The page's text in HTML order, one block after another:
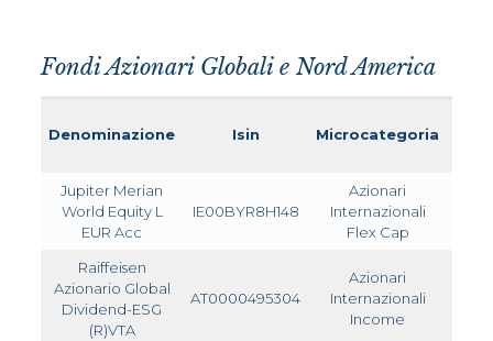
Fondi Azionari Globali e Nord America
Denominazione Isin Microcategoria
Jupiter Merian
World Equity L
EUR Acc
IE00BYR8H148
Azionari
Internazionali
Flex Cap
Raiffeisen
Azionario Global
Dividend-ESG
(R)VTA
AT0000495304
Azionari
Internazionali
Income